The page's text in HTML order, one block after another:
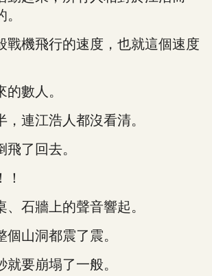
機飛行的速度，也就這個速度
數人。
連江浩人都沒看清。
了回去。
石牆上的聲音響起。
山洞都震了震。
要崩塌了一般。